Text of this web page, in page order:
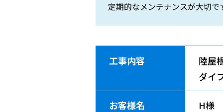
定期的なメンテナンスが大切で
工事内容
陸屋
ダイ
お客様名 H様